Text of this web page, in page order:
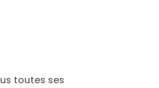
toutes ses